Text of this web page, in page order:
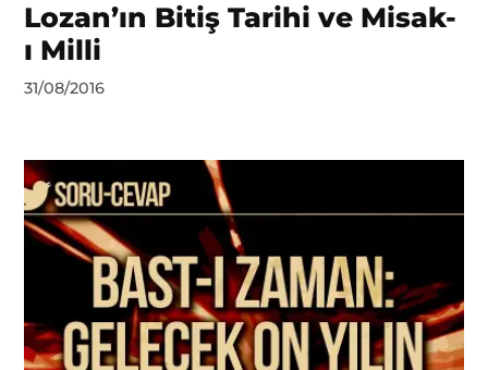
Lozan’ın Bitiş Tarihi ve Misak-
ı Milli
by
31/08/2016